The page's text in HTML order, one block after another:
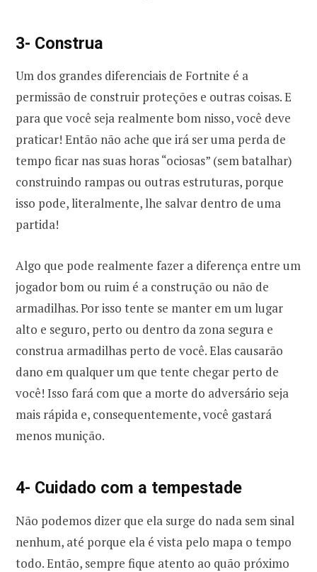
3- Construa
Um dos grandes diferenciais de Fortnite é a
permissão de construir proteções e outras coisas. E
para que você seja realmente bom nisso, você deve
praticar! Então não ache que irá ser uma perda de
tempo ficar nas suas horas “ociosas” (sem batalhar)
construindo rampas ou outras estruturas, porque
isso pode, literalmente, lhe salvar dentro de uma
partida!
Algo que pode realmente fazer a diferença entre um
jogador bom ou ruim é a construção ou não de
armadilhas. Por isso tente se manter em um lugar
alto e seguro, perto ou dentro da zona segura e
construa armadilhas perto de você. Elas causarão
dano em qualquer um que tente chegar perto de
você! Isso fará com que a morte do adversário seja
mais rápida e, consequentemente, você gastará
menos munição.
4- Cuidado com a tempestade
Não podemos dizer que ela surge do nada sem sinal
nenhum, até porque ela é vista pelo mapa o tempo
todo. Então, sempre fique atento ao quão próximo